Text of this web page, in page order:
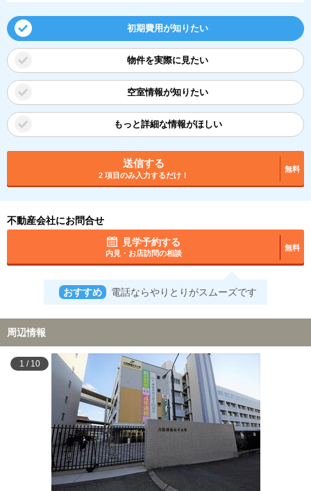
初期費用が知りたい
物件を実際に見たい
空室情報が知りたい
もっと詳細な情報がほしい
送信する
2 項目のみ入力するだけ！
無料
不動産会社にお問合せ
見学予約する
内見・お店訪問の相談
無料
おすすめ 電話ならやりとりがスムーズです
周辺情報
1 / 10